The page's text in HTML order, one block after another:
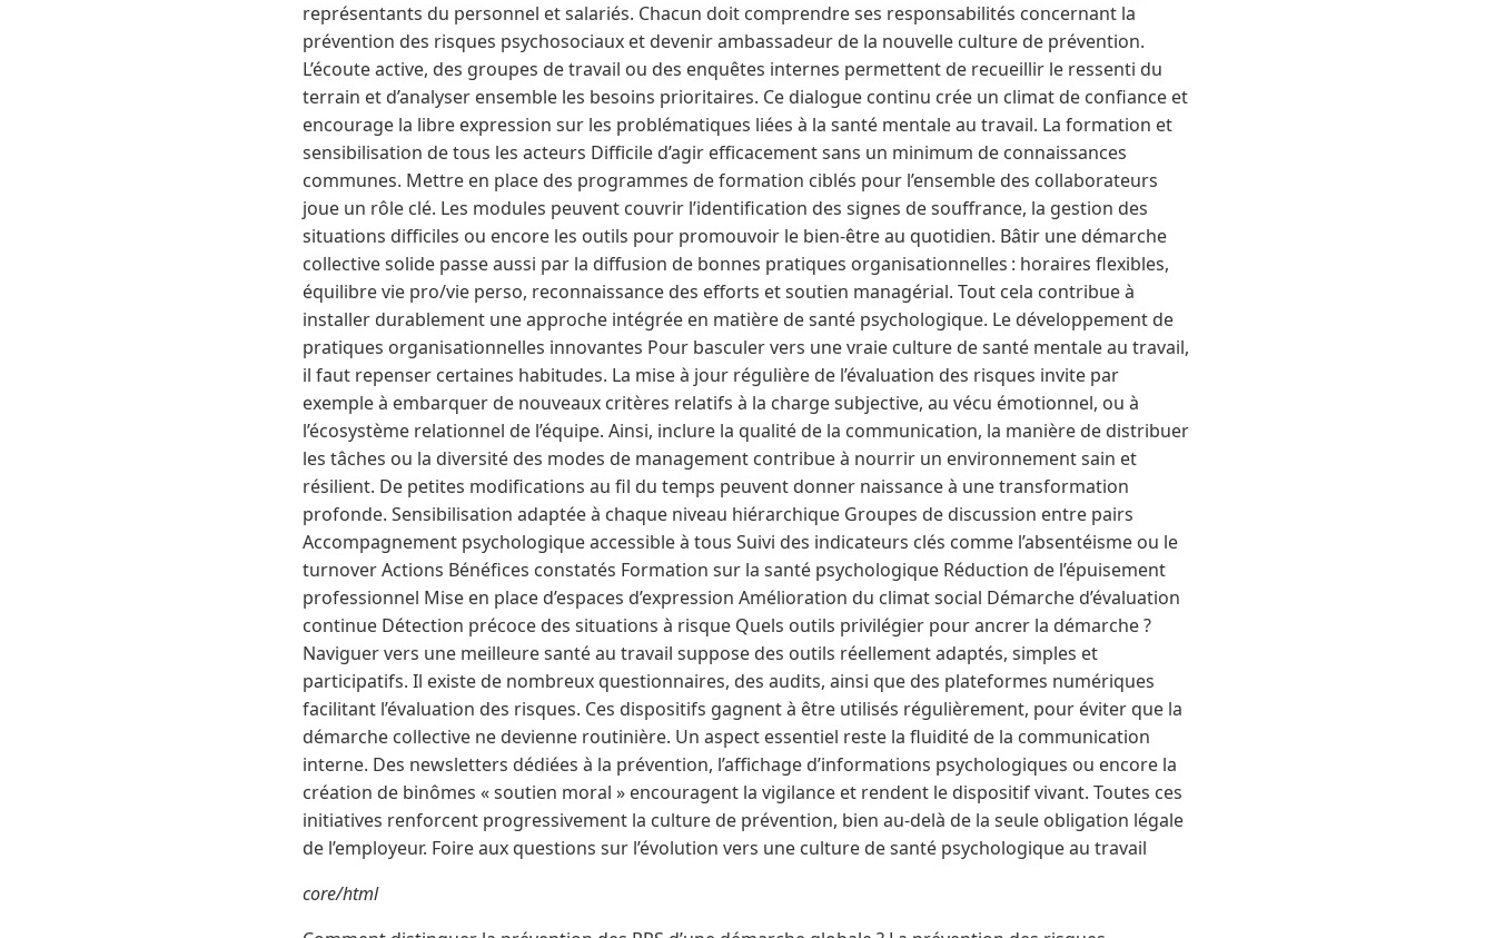
représentants du personnel et salariés. Chacun doit comprendre ses responsabilités concernant la
prévention des risques psychosociaux et devenir ambassadeur de la nouvelle culture de prévention.
L’écoute active, des groupes de travail ou des enquêtes internes permettent de recueillir le ressenti du
terrain et d’analyser ensemble les besoins prioritaires. Ce dialogue continu crée un climat de confiance et
encourage la libre expression sur les problématiques liées à la santé mentale au travail. La formation et
sensibilisation de tous les acteurs Difficile d’agir efficacement sans un minimum de connaissances
communes. Mettre en place des programmes de formation ciblés pour l’ensemble des collaborateurs
joue un rôle clé. Les modules peuvent couvrir l’identification des signes de souffrance, la gestion des
situations difficiles ou encore les outils pour promouvoir le bien-être au quotidien. Bâtir une démarche
collective solide passe aussi par la diffusion de bonnes pratiques organisationnelles : horaires flexibles,
équilibre vie pro/vie perso, reconnaissance des efforts et soutien managérial. Tout cela contribue à
installer durablement une approche intégrée en matière de santé psychologique. Le développement de
pratiques organisationnelles innovantes Pour basculer vers une vraie culture de santé mentale au travail,
il faut repenser certaines habitudes. La mise à jour régulière de l’évaluation des risques invite par
exemple à embarquer de nouveaux critères relatifs à la charge subjective, au vécu émotionnel, ou à
l’écosystème relationnel de l’équipe. Ainsi, inclure la qualité de la communication, la manière de distribuer
les tâches ou la diversité des modes de management contribue à nourrir un environnement sain et
résilient. De petites modifications au fil du temps peuvent donner naissance à une transformation
profonde. Sensibilisation adaptée à chaque niveau hiérarchique Groupes de discussion entre pairs
Accompagnement psychologique accessible à tous Suivi des indicateurs clés comme l’absentéisme ou le
turnover Actions Bénéfices constatés Formation sur la santé psychologique Réduction de l’épuisement
professionnel Mise en place d’espaces d’expression Amélioration du climat social Démarche d’évaluation
continue Détection précoce des situations à risque Quels outils privilégier pour ancrer la démarche ?
Naviguer vers une meilleure santé au travail suppose des outils réellement adaptés, simples et
participatifs. Il existe de nombreux questionnaires, des audits, ainsi que des plateformes numériques
facilitant l’évaluation des risques. Ces dispositifs gagnent à être utilisés régulièrement, pour éviter que la
démarche collective ne devienne routinière. Un aspect essentiel reste la fluidité de la communication
interne. Des newsletters dédiées à la prévention, l’affichage d’informations psychologiques ou encore la
création de binômes « soutien moral » encouragent la vigilance et rendent le dispositif vivant. Toutes ces
initiatives renforcent progressivement la culture de prévention, bien au-delà de la seule obligation légale
de l’employeur. Foire aux questions sur l’évolution vers une culture de santé psychologique au travail
core/html